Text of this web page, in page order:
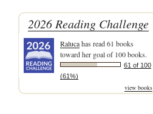
2026 Reading Challenge
Ralucahas read 61 books
toward her goal of 100 books.
61 of 100
(61%)
view books